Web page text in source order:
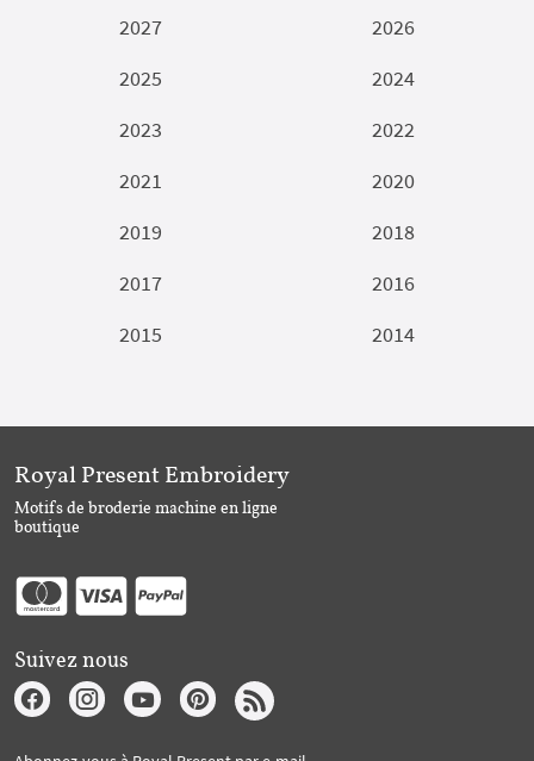
2027
2026
2025
2024
2023
2022
2021
2020
2019
2018
2017
2016
2015
2014
Royal Present Embroidery
Motifs de broderie machine en ligne
boutique
Suivez nous